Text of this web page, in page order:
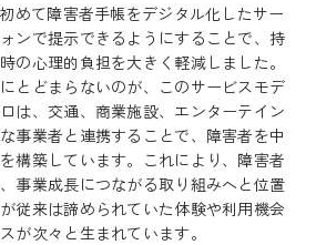
めて障害者手帳をデジタル化したサー
ンで提示できるようにすることで、持
の心理的負担を大きく軽減しました。
とどまらないのが、このサービスモデ
は、交通、商業施設、エンターテイン
事業者と連携することで、障害者を中
構築しています。これにより、障害者
事業成長につながる取り組みへと位置
従来は諦められていた体験や利用機会
が次々と生まれています。